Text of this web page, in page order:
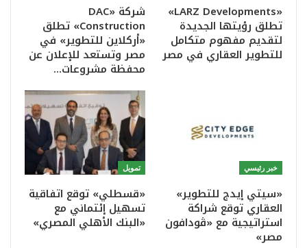
«LARZ Developments»
تطلق رؤيتها الجديدة
لتقديم مفهوم متكامل
للتطوير العقاري في مصر
شركة «DAC
Construction» تطلق
«أركلاين للتطوير» في
مصر وتستعد للإعلان عن
محفظة مشروعات…
خبر رئيسي
«سيتي إيدج للتطوير»
العقاري توقع شراكة
استراتيجية مع «ڤودافون
مصر»
تمويل
«قسطلي» توقع اتفاقية
تسهيل إئتماني مع
«البنك الأهلي المصري»